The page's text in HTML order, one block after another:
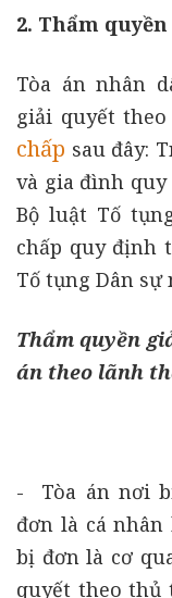
2. Thẩm
Tòa án nhân
giải quyết
chấp sau đây:
và gia đình
Bộ luật Tố
chấp quy định
Tố tụng Dân sự
Thẩm quyền
án theo lãnh
- Tòa án nơi
đơn là cá
bị đơn là cơ
quyết theo thủ